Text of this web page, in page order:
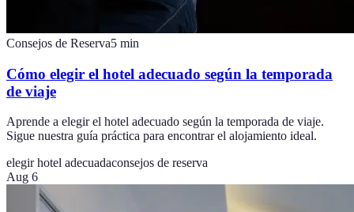
Consejos de Reserva5 min
Cómo elegir el hotel adecuado según la temporada
de viaje
Aprende a elegir el hotel adecuado según la temporada de viaje.
Sigue nuestra guía práctica para encontrar el alojamiento ideal.
elegir hotel adecuadaconsejos de reserva
Aug 6